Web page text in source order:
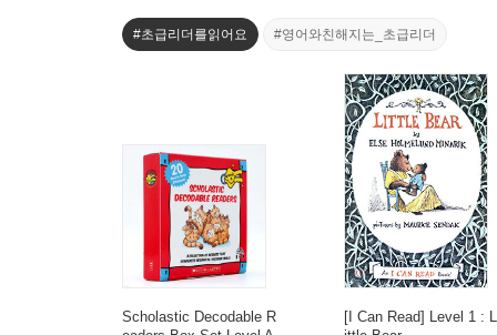
#초급리더를읽어요 #영어와친해지는_초급리더
Scholastic Decodable R
[I Can Read] Level 1 : L